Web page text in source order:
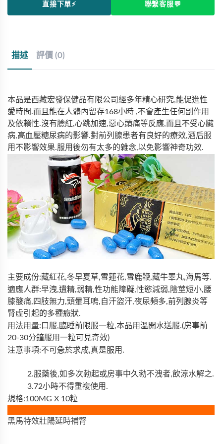
直接下單⚡ 聯繫客服💬
描述 評價 (0)
本品是西藏宏發保健品有限公司經多年精心研究,能促進性
愛時間.而且能在人體內留存168小時 ,不會產生任何副作用
及依賴性.沒有臉紅,心跳加速,惡心頭痛等反應,而且不受心臟
病,高血壓糖尿病的影響.對前列腺患者有良好的療效,酒后服
用不影響效果.服用後勿有太多的雜念,以免影響神奇功效.
主要成份:藏紅花,冬早夏草,雪蓮花,雪鹿鞭,藏牛睪丸,海馬等.
適應人群:早洩,遺精,弱精,性功能障礙,性慾減弱,陰莖短小,腰
膝酸痛,四肢無力,頭暈耳嗚,自汗盜汗,夜尿頻多,前列腺炎等
腎虛引起的多種癥狀.
用法用量:口服,臨睡前限服一粒,本品用溫開水送服.(房事前
20-30分鐘服用一粒可見奇效)
注意事項:不可急於求成,真是服用.
2.服藥後,如多次勃起或房事中久勃不洩者,飲涼水解之.
3.72小時不得重複使用.
規格:100MG X 10粒
黑馬特效壯陽延時補腎